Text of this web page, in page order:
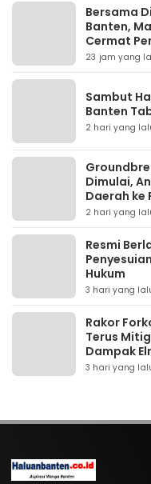
Bersama
Banten,
Cermat
23 jam yang
Sambut
Banten
2 hari yang
Dimulai,
Daerah ke
2 hari yang
Resmi
Hukum
3 hari yang
Rakor
Terus
Dampak
3 hari yang